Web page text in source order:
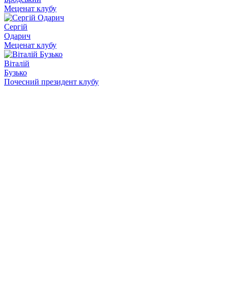
Меценат клубу
Сергій
Одарич
Меценат клубу
Віталій
Бузько
Почесний президент клубу